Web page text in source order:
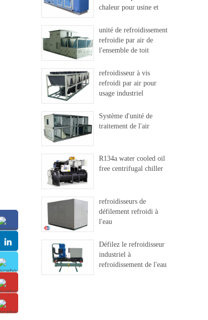
chaleur pour usine et
unité de refroidissement
refroidie par air de
l'ensemble de toit
refroidisseur à vis
refroidi par air pour
usage industriel
Système d'unité de
traitement de l'air
R134a water cooled oil
free centrifugal chiller
refroidisseurs de
défilement refroidi à
l'eau
Défilez le refroidisseur
industriel à
refroidissement de l'eau